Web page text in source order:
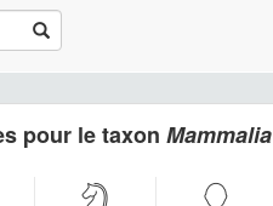
pour le taxon Mammalia